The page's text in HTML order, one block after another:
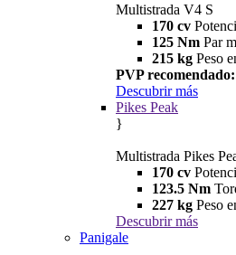
Multistrada V4 S
170 cv
125 Nm Par
215 kg Peso
PVP
Descubrir más
Pikes Peak
}
Multistrada Pikes
170 cv
123.5 Nm
227 kg Peso
Descubrir más
Panigale